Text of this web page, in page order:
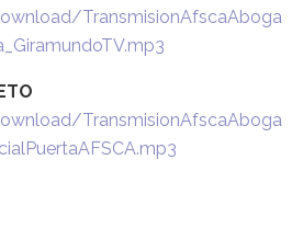
TransmisionAfscaAboga
TransmisionAfscaAboga